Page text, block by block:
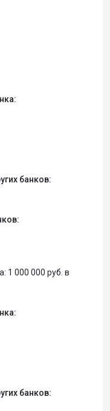
банков:
1 000 000 руб. в
банков: